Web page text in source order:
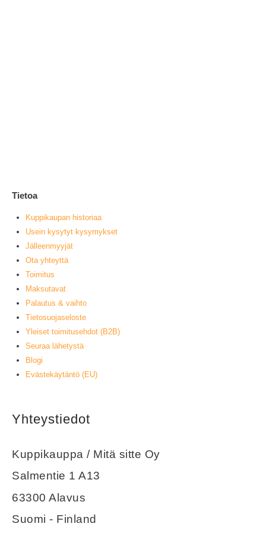
Tietoa
Kuppikaupan historiaa
Usein kysytyt kysymykset
Jälleenmyyjät
Ota yhteyttä
Toimitus
Maksutavat
Palautus & vaihto
Tietosuojaseloste
Yleiset toimitusehdot (B2B)
Seuraa lähetystä
Blogi
Evästekäytäntö (EU)
Yhteystiedot
Kuppikauppa / Mitä sitte Oy
Salmentie 1 A13
63300 Alavus
Suomi - Finland